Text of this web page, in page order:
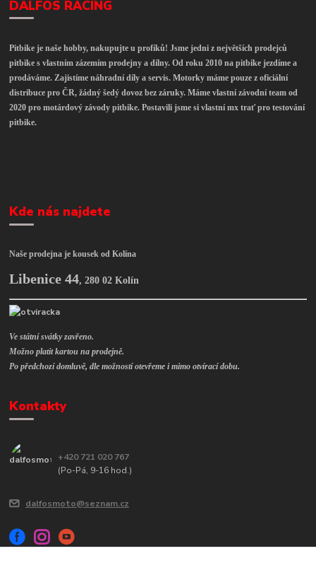
DALFOS RACING
Pitbike je naše hobby, nakupujte u profíků! Jsme jedni z největších prodejců
pitbike s vlastním zázemím prodejny a dílny. Od roku 2010 na pitbike jezdíme a
prodáváme. Zajistíme náhradní díly a servis. Motorky máme pouze z oficiální
distribuce pro ČR, žádný šedý dovoz bez záruky. Máme vlastní závodní team od
2020 pro motárdový závody pitbike. Postavili jsme si vlastní mx trať pro testování
pitbike.
Kde nás najdete
Naše prodejna je kousek od Kolína
Libenice 44,280 02 Kolín
Ve státní svátky zavřeno.
Možno platit kartou na prodejně.
Po předchozí domluvě, dle možností otevřeme i mimo otvírací dobu.
Kontakty
+420 721 020 767
(Po-Pá, 9-16 hod.)
dalfosmoto@seznam.cz